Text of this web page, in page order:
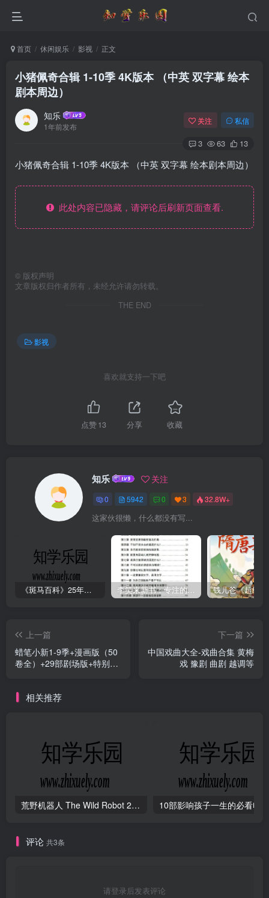
首页 休闲娱乐 影视 正文
小猪佩奇合辑 1-10季 4K版本 （中英 双字幕 绘本
剧本周边）
知乐
1年前发布
关注 私信
3 63 13
小猪佩奇合辑 1-10季 4K版本 （中英 双字幕 绘本剧本周边）
此处内容已隐藏，请评论后刷新页面查看.
© 版权声明
文章版权归作者所有，未经允许请勿转载。
THE END
影视
喜欢就支持一下吧
点赞13 分享 收藏
知乐 关注
0 5942 0 3 32.8W+
这家伙很懒，什么都没有写...
《斑马百科》25年最新30科全套高清视频 李笑来新书：专注的真相 [PDF]
上一篇
蜡笔小新1-9季+漫画版（50
卷全）+29部剧场版+特别版
下一篇
中国戏曲大全-戏曲合集 黄梅
戏 豫剧 曲剧 越调等
相关推荐
荒野机器人 The Wild Robot 2024 1080P 10部影响孩子一生的必看电
评论 共3条
请登录后发表评论